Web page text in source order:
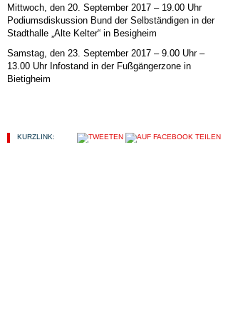
Mittwoch, den 20. September 2017 – 19.00 Uhr
Podiumsdiskussion Bund der Selbständigen in der
Stadthalle „Alte Kelter“ in Besigheim
Samstag, den 23. September 2017 – 9.00 Uhr –
13.00 Uhr Infostand in der Fußgängerzone in
Bietigheim
KURZLINK: